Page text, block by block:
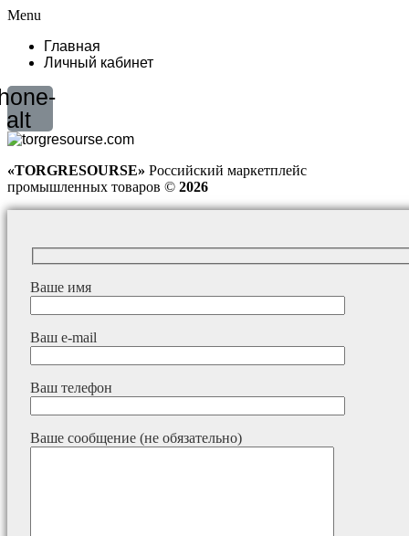
Menu
Главная
Личный кабинет
alt
«TORGRESOURSE» Российский маркетплейс
промышленных товаров © 2026
Ваше имя
Ваш e-mail
Ваш телефон
Ваше сообщение (не обязательно)